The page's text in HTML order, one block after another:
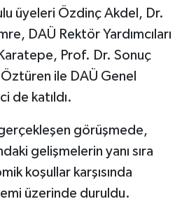
üyeleri Özdinç Akdel, Dr.
DAÜ Rektör Yardımcıları
Prof. Dr. Sonuç
ile DAÜ Genel
de katıldı.
görüşmede,
gelişmelerin yanı sıra
koşullar karşısında
üzerinde duruldu.